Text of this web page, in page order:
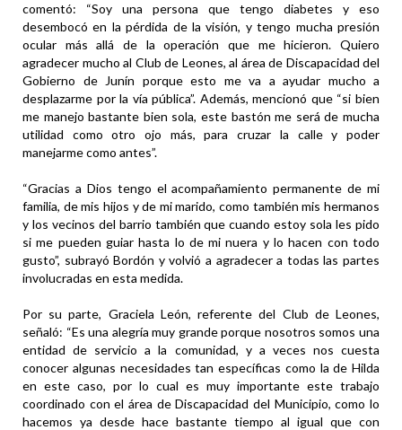
comentó: “Soy una persona que tengo diabetes y eso
desembocó en la pérdida de la visión, y tengo mucha presión
ocular más allá de la operación que me hicieron. Quiero
agradecer mucho al Club de Leones, al área de Discapacidad del
Gobierno de Junín porque esto me va a ayudar mucho a
desplazarme por la vía pública”. Además, mencionó que “si bien
me manejo bastante bien sola, este bastón me será de mucha
utilidad como otro ojo más, para cruzar la calle y poder
manejarme como antes”.
“Gracias a Dios tengo el acompañamiento permanente de mi
familia, de mis hijos y de mi marido, como también mis hermanos
y los vecinos del barrio también que cuando estoy sola les pido
si me pueden guiar hasta lo de mi nuera y lo hacen con todo
gusto”, subrayó Bordón y volvió a agradecer a todas las partes
involucradas en esta medida.
Por su parte, Graciela León, referente del Club de Leones,
señaló: “Es una alegría muy grande porque nosotros somos una
entidad de servicio a la comunidad, y a veces nos cuesta
conocer algunas necesidades tan específicas como la de Hilda
en este caso, por lo cual es muy importante este trabajo
coordinado con el área de Discapacidad del Municipio, como lo
hacemos ya desde hace bastante tiempo al igual que con